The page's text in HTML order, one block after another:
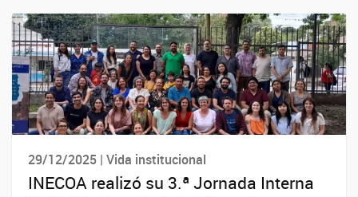
29/12/2025 | Vida institucional
INECOA realizó su 3.ª Jornada Interna